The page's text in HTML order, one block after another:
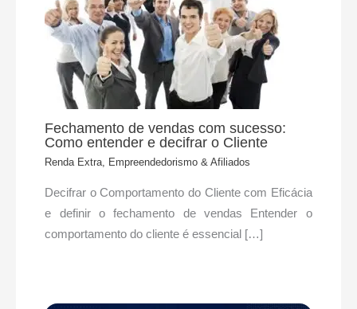
Fechamento de vendas com sucesso:
Como entender e decifrar o Cliente
Renda Extra, Empreendedorismo & Afiliados
Decifrar o Comportamento do Cliente com Eficácia
e definir o fechamento de vendas Entender o
comportamento do cliente é essencial […]